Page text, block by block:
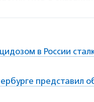
в России
представил